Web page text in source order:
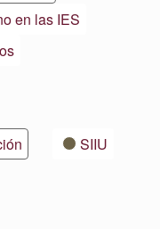
en las IES
SIIU